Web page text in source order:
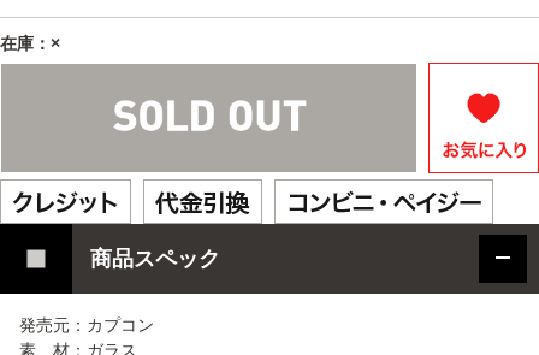
在庫：×
商品スペック
発売元：カプコン
素 材：ガラス